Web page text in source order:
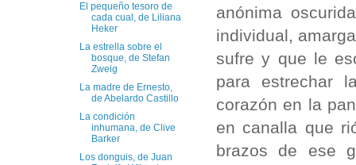
anónima
individual,
sufre y que le
para estrechar
corazón en la
en canalla que
brazos de ese
El pequeño tesoro de
cada cual, de Liliana
Heker
La estrella sobre el
bosque, de Stefan
Zweig
La madre de Ernesto,
de Abelardo Castillo
La condición
inhumana, de Clive
Barker
Los donguis, de Juan